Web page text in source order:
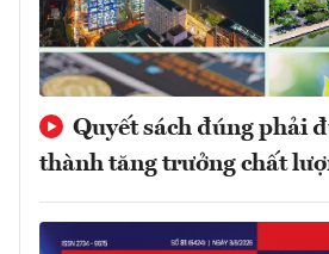
Quyết sách đúng phải
thành tăng trưởng chất